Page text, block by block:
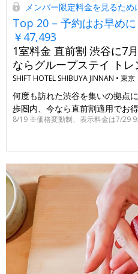
メンバー限定料金を見るため
Top 20 – 予約はお早めに
￥47,493
1室料金 直前割 渋谷に7
ならグループステイ ト
SHIFT HOTEL SHIBUYA JINNAN • 東京
何度も訪れた渋谷を集いの拠点
歩圏内、今なら直前割適用でお得
8/19 ※価格変動制、表示料金は7/29